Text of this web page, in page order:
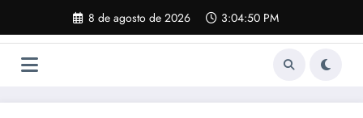
o
8 de agosto de 2026 3:04:51 PM